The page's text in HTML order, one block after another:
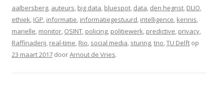
aalbersberg, auteurs, big data, bluespot, data, den hegnst, DLIO,
ethiek, IGP, informatie, informatiegestuurd, intelligence, kennis,
marielle, monitor, OSINT, policing, politiewerk, predictive, privacy,
Raffinaderij, real-time, Rio, social media, sturing,tno,TU Delft op
23 maart 2017 doorArnout de Vries.